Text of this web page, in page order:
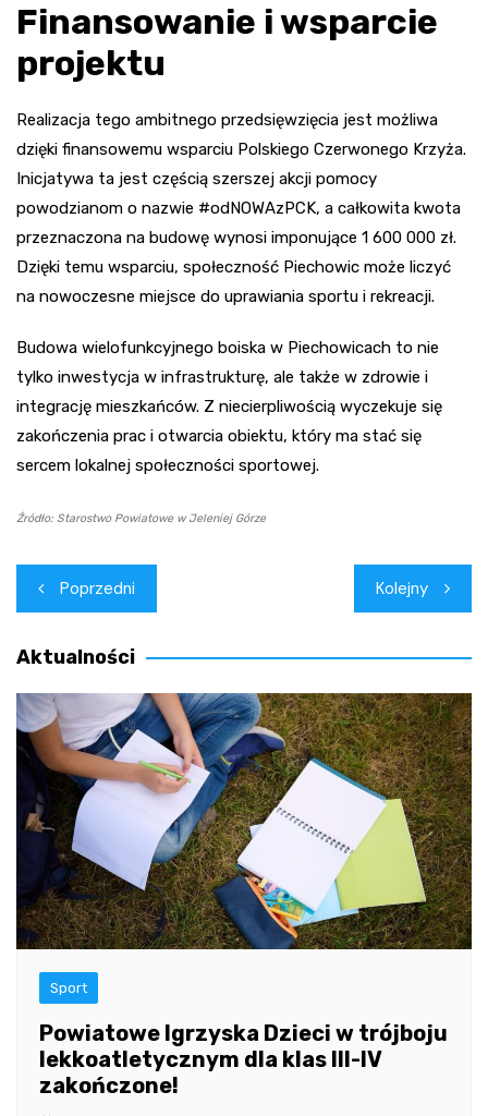
Finansowanie i wsparcie
projektu
Realizacja tego ambitnego przedsięwzięcia jest możliwa
dzięki finansowemu wsparciu Polskiego Czerwonego Krzyża.
Inicjatywa ta jest częścią szerszej akcji pomocy
powodzianom o nazwie #odNOWAzPCK, a całkowita kwota
przeznaczona na budowę wynosi imponujące 1 600 000 zł.
Dzięki temu wsparciu, społeczność Piechowic może liczyć
na nowoczesne miejsce do uprawiania sportu i rekreacji.
Budowa wielofunkcyjnego boiska w Piechowicach to nie
tylko inwestycja w infrastrukturę, ale także w zdrowie i
integrację mieszkańców. Z niecierpliwością wyczekuje się
zakończenia prac i otwarcia obiektu, który ma stać się
sercem lokalnej społeczności sportowej.
Źródło: Starostwo Powiatowe w Jeleniej Górze
Nawigacja
wpisu
Poprzedni Kolejny
Aktualności
Sport
Powiatowe Igrzyska Dzieci w trójboju
lekkoatletycznym dla klas III-IV
zakończone!